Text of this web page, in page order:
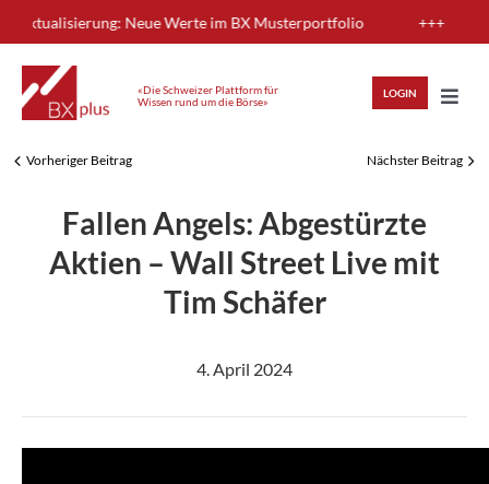
to
content
Aktualisierung: Neue Werte im BX Musterportfolio +++
«Die Schweizer Plattform für
Wissen rund um die Börse»
LOGIN
HIGHLIGHTS
Vorheriger Beitrag Nächster Beitrag
Fallen Angels: Abgestürzte
Aktien – Wall Street Live mit
Tim Schäfer
4. April 2024